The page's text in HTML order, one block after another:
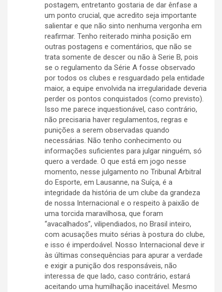
postagem, entretanto gostaria de dar ênfase a
um ponto crucial, que acredito seja importante
salientar e que não sinto nenhuma vergonha em
reafirmar. Tenho reiterado minha posição em
outras postagens e comentários, que não se
trata somente de descer ou não à Serie B, pois
se o regulamento da Série A fosse observado
por todos os clubes e resguardado pela entidade
maior, a equipe envolvida na irregularidade deveria
perder os pontos conquistados (como previsto).
Isso me parece inquestionável, caso contrário,
não precisaria haver regulamentos, regras e
punições a serem observadas quando
necessárias. Não tenho conhecimento ou
informações suficientes para julgar ninguém, só
quero a verdade. O que está em jogo nesse
momento, nesse julgamento no Tribunal Arbitral
do Esporte, em Lausanne, na Suíça, é a
integridade da história de um clube da grandeza
de nossa Internacional e o respeito à paixão de
uma torcida maravilhosa, que foram
“avacalhados”, vilipendiados, no Brasil inteiro,
com acusações muito sérias à postura do clube,
e isso é imperdoável. Nosso Internacional deve ir
às últimas consequências para apurar a verdade
e exigir a punição dos responsáveis, não
interessa de que lado, caso contrário, estará
aceitando uma humilhação inaceitável. Mesmo